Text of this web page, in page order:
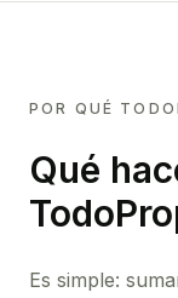
POR QUÉ
Qué
Es simple: